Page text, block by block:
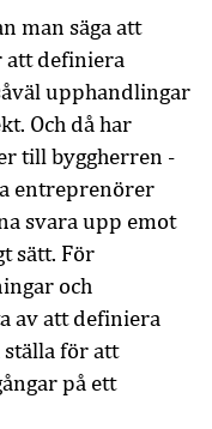
man säga att
att definiera
upphandlingar
Och då har
till byggherren -
entreprenörer
svara upp emot
sätt. För
och
av att definiera
för att
på ett